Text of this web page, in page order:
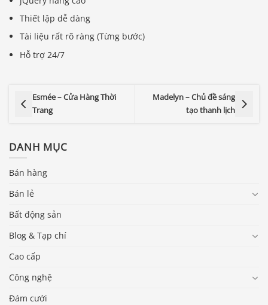
Thiết lập dễ dàng
Tài liệu rất rõ ràng (Từng bước)
Hỗ trợ 24/7
Esmée – Cửa Hàng Thời
Trang
Madelyn – Chủ đề sáng
tạo thanh lịch
DANH MỤC
Bán hàng
Bán lẻ
Bất động sản
Blog & Tạp chí
Cao cấp
Công nghệ
Đám cưới